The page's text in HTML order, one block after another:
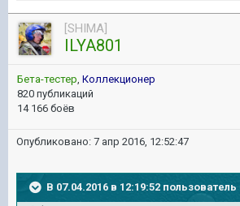
[SHIMA]
ILYA801
Бета-тестер, Коллекционер
820 публикаций
14 166 боёв
Опубликовано: 7 апр 2016, 12:52:47
В 07.04.2016 в 12:19:52